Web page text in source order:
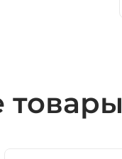
товары